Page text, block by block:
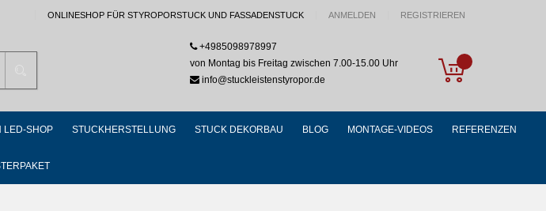
ONLINESHOP FÜR STYROPORSTUCK UND FASSADENSTUCK ANMELDEN REGISTRIEREN
My Cart
+4985098978997
von Montag bis Freitag zwischen 7.00-15.00 Uhr
info@stuckleistenstyropor.de
LED-SHOP STUCKHERSTELLUNG STUCK DEKORBAU BLOG MONTAGE-VIDEOS REFERENZEN